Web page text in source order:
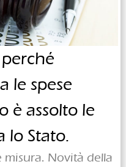
perché
le spese
è assolto le
lo Stato.
Novità della